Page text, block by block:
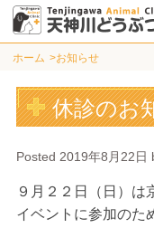
ホーム お知らせ
休診のお
Posted 2019年8月22日
９月２２日（日）は
イベントに参加のた